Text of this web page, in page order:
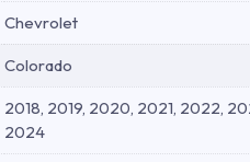
Chevrolet
Colorado
2018, 2019, 2020, 2021, 2022,
2024